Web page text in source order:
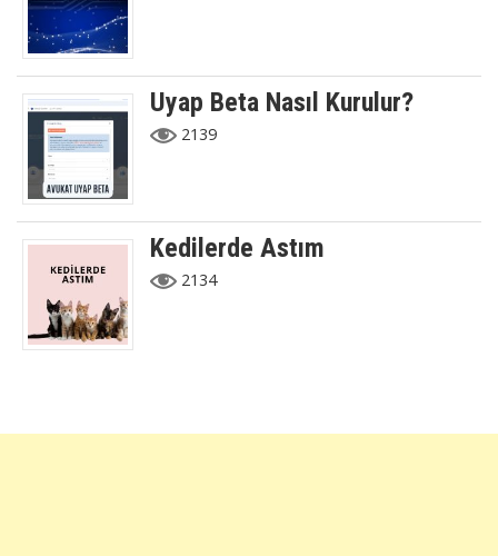
Uyap Beta Nasıl Kurulur?
2139
Kedilerde Astım
2134